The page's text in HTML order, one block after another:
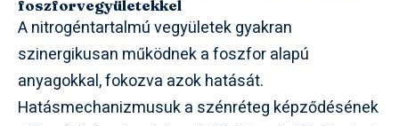
foszforvegyületekkel
A nitrogéntartalmú vegyületek gyakran
szinergikusan működnek a foszfor alapú
anyagokkal, fokozva azok hatását.
Hatásmechanizmusuk a szénréteg képződésének